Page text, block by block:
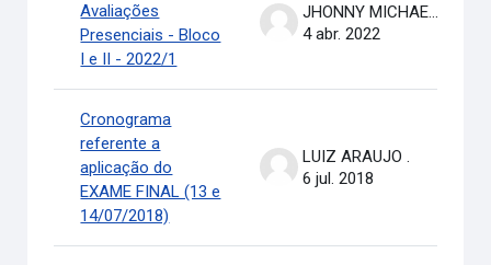
Avaliações
Presenciais - Bloco
I e II - 2022/1
JHONNY MICHAEL COSTA
4 abr. 2022
Cronograma
referente a
aplicação do
EXAME FINAL (13 e
14/07/2018)
LUIZ ARAUJO .
6 jul. 2018